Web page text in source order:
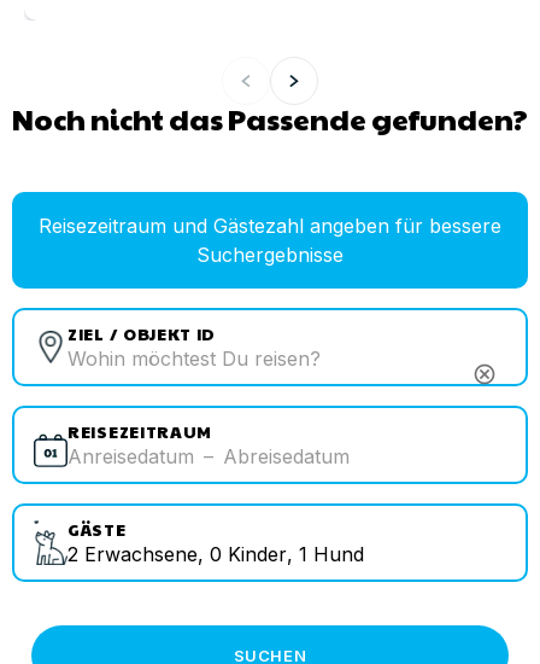
Noch nicht das Passende gefunden?
Reisezeitraum und Gästezahl angeben für bessere
Suchergebnisse
ZIEL / OBJEKT ID
cancel
REISEZEITRAUM
Anreisedatum – Abreisedatum
GÄSTE
2 Erwachsene, 0 Kinder, 1 Hund
SUCHEN